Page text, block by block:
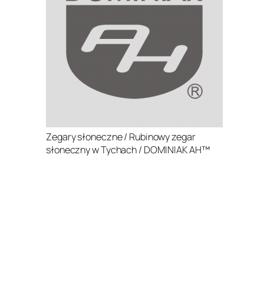
Zegary słoneczne / Rubinowy zegar
słoneczny w Tychach / DOMINIAK AH™